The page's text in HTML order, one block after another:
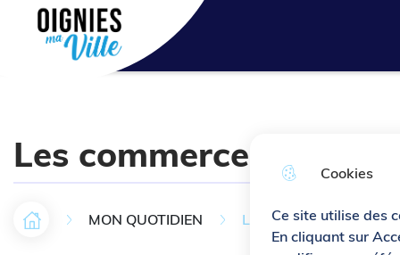
Cookies
Ce site utilise des
En cliquant sur
Aller au menu Aller à la recherche Aller au
Ville de Oignies
Les commerces
FAccueil MON QUOTIDIEN Les commerces